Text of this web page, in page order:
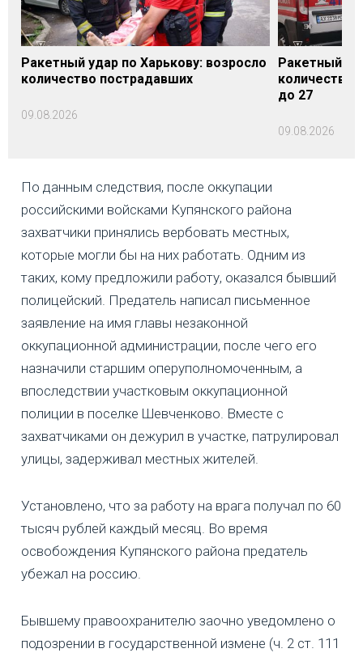
Ракетный удар по Харькову: возросло
количество пострадавших
09.08.2026
Ракетный
количество
до 27
09.08.2026
По данным следствия, после оккупации
российскими войсками Купянского района
захватчики принялись вербовать местных,
которые могли бы на них работать. Одним из
таких, кому предложили работу, оказался бывший
полицейский. Предатель написал письменное
заявление на имя главы незаконной
оккупационной администрации, после чего его
назначили старшим оперуполномоченным, а
впоследствии участковым оккупационной
полиции в поселке Шевченково. Вместе с
захватчиками он дежурил в участке, патрулировал
улицы, задерживал местных жителей.
Установлено, что за работу на врага получал по 60
тысяч рублей каждый месяц. Во время
освобождения Купянского района предатель
убежал на россию.
Бывшему правоохранителю заочно уведомлено о
подозрении в государственной измене (ч. 2 ст. 111